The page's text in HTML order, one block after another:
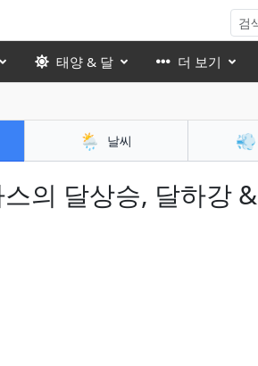
태양 & 달 더 보기
🌦️ 날씨 💨
의 달상승, 달하강 &